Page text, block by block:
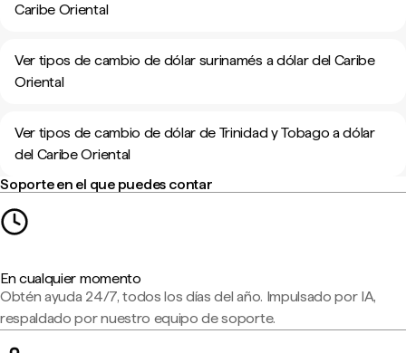
Caribe Oriental
Ver tipos de cambio de dólar surinamés a dólar del Caribe
Oriental
Ver tipos de cambio de dólar de Trinidad y Tobago a dólar
del Caribe Oriental
Soporte en el que puedes contar
En cualquier momento
Obtén ayuda 24/7, todos los días del año. Impulsado por IA,
respaldado por nuestro equipo de soporte.